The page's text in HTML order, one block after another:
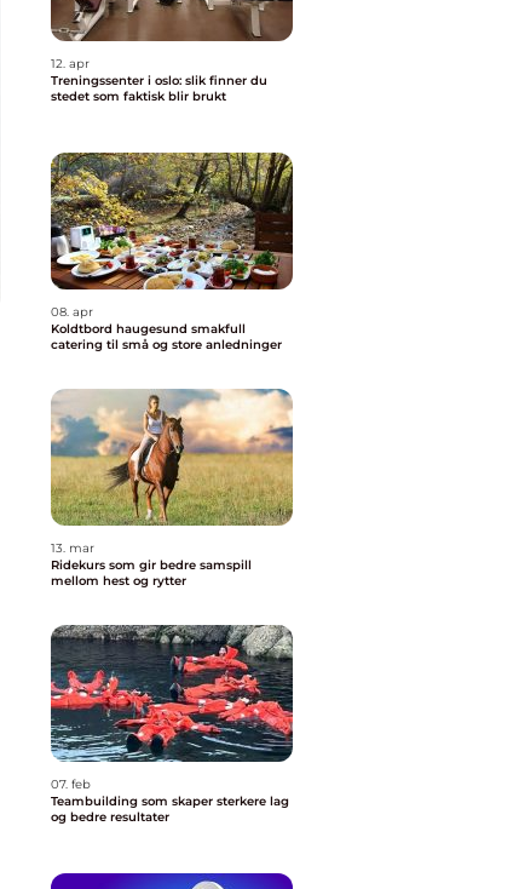
12. apr
Treningssenter i oslo: slik finner du
stedet som faktisk blir brukt
08. apr
Koldtbord haugesund smakfull
catering til små og store anledninger
13. mar
Ridekurs som gir bedre samspill
mellom hest og rytter
07. feb
Teambuilding som skaper sterkere lag
og bedre resultater